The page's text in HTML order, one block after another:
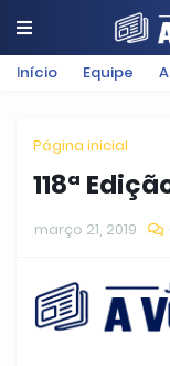
Início Equipe
Página inicial
118ª
março 21, 2019